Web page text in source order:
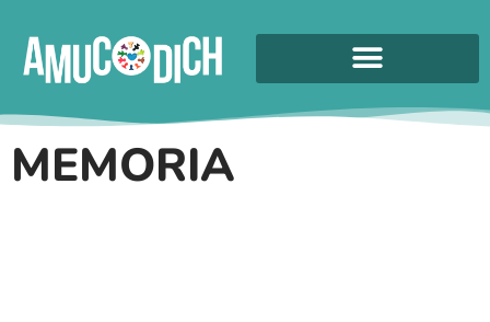
MEMORIA